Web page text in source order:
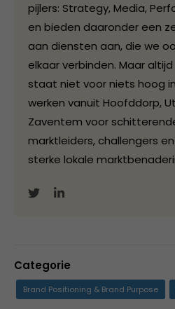
pijlers: Strategy, Media,
en bieden daaronder een
aan diensten aan, die we
elkaar verbinden. Maar
staat niet voor niets hoog
werken vanuit Hoofddorp,
Zaventem voor
marktleiders, challengers
sterke lokale
Categorie
Brand Positioning & Brand Purpose